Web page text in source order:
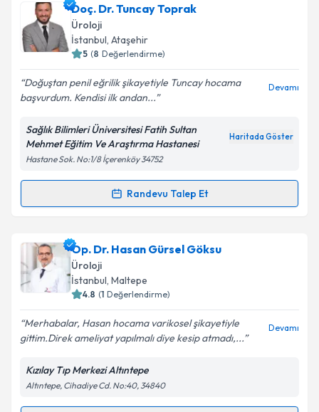
Op. Dr. Mehmet Kürşad Pekdemir
takvimi talebi oluşturun. Size bu uzmandan randevu
almanız için bir takvim hazırlandığında e-posta ile
bilgilendireceğiz.
E-posta Adresiniz
Kişisel verilerimin işlenmesine ilişkin
Metni'ni okudum ve kişisel verilerimin belirtilen
kapsamda işlenmesini kabul ediyorum.
Doç. Dr. Tuncay Toprak
Üroloji
İstanbul, Ataşehir
5 (8 Değerlendirme)
Doğuştan penil eğrilik şikayetiyle Tuncay hocama
başvurdum. Kendisi ilk andan...
Devamı
Sağlık Bilimleri Üniversitesi Fatih Sultan
Mehmet Eğitim Ve Araştırma Hastanesi
Haritada Göster
Hastane Sok. No:1/8 İçerenköy 34752
Randevu Talep Et
Randevu Takvimi Talebi
Doç. Dr. Tuncay Toprakiçin randevu takvimi talebi
oluşturun. Size bu uzmandan randevu almanız için bir
takvim hazırlandığında e-posta ile bilgilendireceğiz.
Kişisel verilerimin işlenmesine ilişkin
Metni'ni okudum ve kişisel verilerimin belirtilen
kapsamda işlenmesini kabul ediyorum.
Op. Dr. Hasan Gürsel Göksu
Üroloji
İstanbul, Maltepe
4.8 (1 Değerlendirme)
Merhabalar, Hasan hocama varikosel şikayetiyle
gittim.Direk ameliyat yapılmalı diye kesip atmadı,...
Devamı
Kızılay Tıp Merkezi Altıntepe
Altıntepe, Cihadiye Cd. No:40, 34840